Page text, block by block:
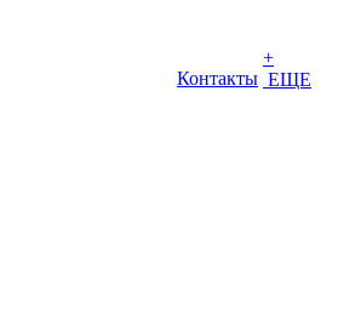
Контакты
+
ЕЩЕ